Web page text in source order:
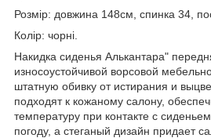
Розмір: довжина 148см, спинка 34,
Колір: чорні.
Накидка сиденья Алькантара"
износоустойчивой ворсовой
штатную обивку от истирания и
подходят к кожаному салону,
температуру при контакте с
погоду, а стеганый дизайн придает